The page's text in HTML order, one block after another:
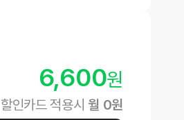
6,600원
할인카드 적용시 월 0원